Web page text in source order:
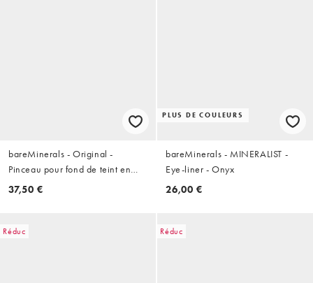
bareMinerals - Original -
Pinceau pour fond de teint en
poudre
37,50 €
PLUS DE COULEURS
bareMinerals - MINERALIST -
Eye-liner - Onyx
26,00 €
Réduc Réduc